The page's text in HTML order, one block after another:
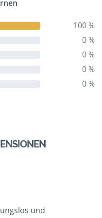
100 %
0 %
0 %
0 %
0 %
und